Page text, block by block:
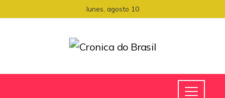
lunes, agosto 10